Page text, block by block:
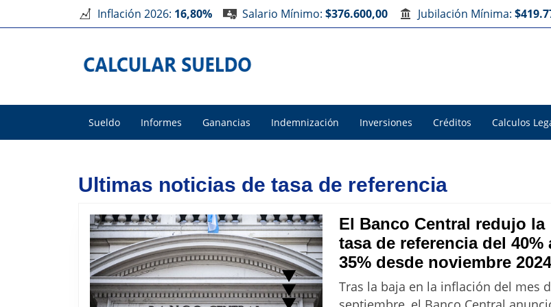
Inflación 2026: 16,80% Salario Mínimo: $376.600,00 Jubilación Mínima:
Sueldo Informes Ganancias Indemnización Inversiones Créditos Calculos
Ultimas noticias de tasa de referencia
El Banco Central redujo la
tasa de referencia del 40%
35% desde noviembre 2024
Tras la baja en la inflación del mes